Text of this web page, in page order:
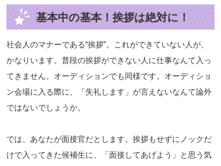
基本中の基本！挨拶は絶対に！
社会人のマナーである“挨拶”。これができていない人が、
かなりいます。普段の挨拶ができない人に仕事なんて入っ
てきません。オーディションでも同様です。オーディショ
ン会場に入る際に、「失礼します」が言えないなんて論外
ではないでしょうか。
では、あなたが面接官だとします。挨拶もせずにノックだ
けで入ってきた候補生に、「面接してあげよう」と思う気